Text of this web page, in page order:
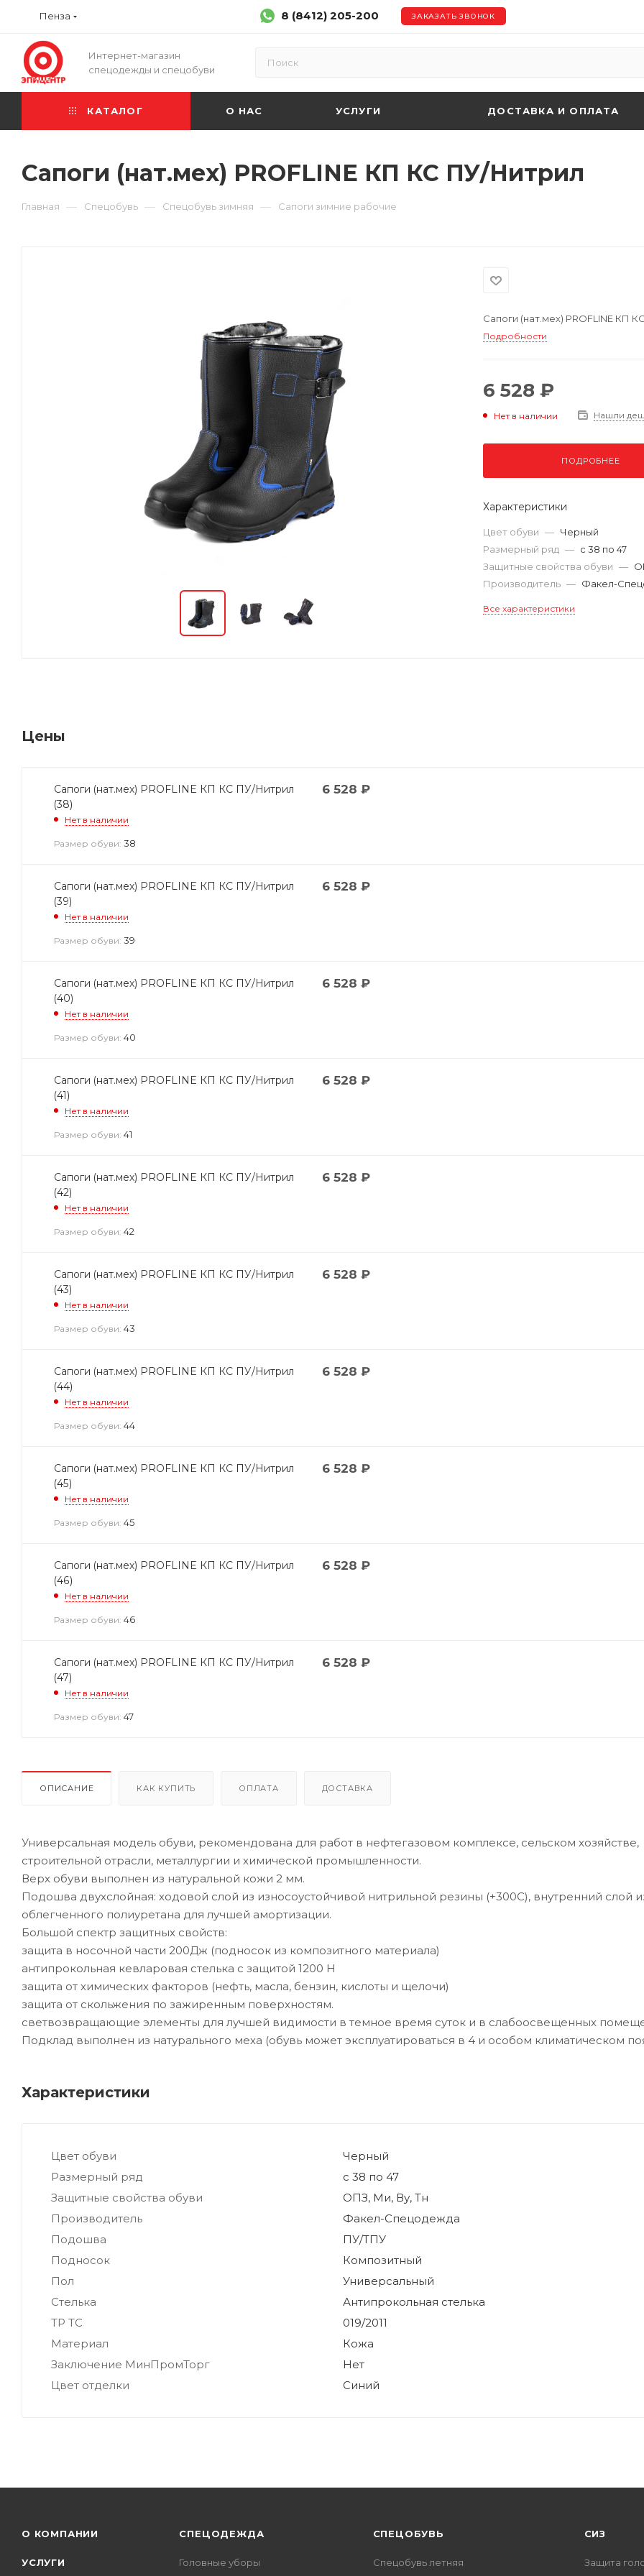
Пенза 8 (8412) 205-200 ЗАКАЗАТЬ ЗВОНОК
Интернет-магазин
спецодежды и спецобуви
КАТАЛОГ О НАС УСЛУГИ ДОСТАВКА И ОПЛАТА
Сапоги (нат.мех) PROFLINE КП КС ПУ/Нитрил
Главная — Спецобувь — Спецобувь зимняя — Сапоги зимние рабочие
Сапоги (нат.мех) PROFLINE КП
Подробности
6 528 ₽
Нет в наличии Нашли
ПОДРОБНЕЕ
Характеристики
Цвет обуви — Черный
Размерный ряд — с 38 по 47
Защитные свойства обуви —
Производитель — Факел-
Все характеристики
Цены
Сапоги (нат.мех) PROFLINE КП КС ПУ/Нитрил
(38)
Нет в наличии
Размер обуви: 38
6 528 ₽
Сапоги (нат.мех) PROFLINE КП КС ПУ/Нитрил
(39)
Нет в наличии
Размер обуви: 39
6 528 ₽
Сапоги (нат.мех) PROFLINE КП КС ПУ/Нитрил
(40)
Нет в наличии
Размер обуви: 40
6 528 ₽
Сапоги (нат.мех) PROFLINE КП КС ПУ/Нитрил
(41)
Нет в наличии
Размер обуви: 41
6 528 ₽
Сапоги (нат.мех) PROFLINE КП КС ПУ/Нитрил
(42)
Нет в наличии
Размер обуви: 42
6 528 ₽
Сапоги (нат.мех) PROFLINE КП КС ПУ/Нитрил
(43)
Нет в наличии
Размер обуви: 43
6 528 ₽
Сапоги (нат.мех) PROFLINE КП КС ПУ/Нитрил
(44)
Нет в наличии
Размер обуви: 44
6 528 ₽
Сапоги (нат.мех) PROFLINE КП КС ПУ/Нитрил
(45)
Нет в наличии
Размер обуви: 45
6 528 ₽
Сапоги (нат.мех) PROFLINE КП КС ПУ/Нитрил
(46)
Нет в наличии
Размер обуви: 46
6 528 ₽
Сапоги (нат.мех) PROFLINE КП КС ПУ/Нитрил
(47)
Нет в наличии
Размер обуви: 47
6 528 ₽
ОПИСАНИЕ КАК КУПИТЬ ОПЛАТА ДОСТАВКА
Универсальная модель обуви, рекомендована для работ в нефтегазовом комплексе, сельском хозяйстве,
строительной отрасли, металлургии и химической промышленности.
Верх обуви выполнен из натуральной кожи 2 мм.
Подошва двухслойная: ходовой слой из износоустойчивой нитрильной резины (+300С), внутренний слой
облегченного полиуретана для лучшей амортизации.
Большой спектр защитных свойств:
защита в носочной части 200Дж (подносок из композитного материала)
антипрокольная кевларовая стелька с защитой 1200 Н
защита от химических факторов (нефть, масла, бензин, кислоты и щелочи)
защита от скольжения по зажиренным поверхностям.
светвозвращающие элементы для лучшей видимости в темное время суток и в слабоосвещенных
Подклад выполнен из натурального меха (обувь может эксплуатироваться в 4 и особом климатическом
Характеристики
Цвет обуви
Черный
Размерный ряд
с 38 по 47
Защитные свойства обуви
ОПЗ, Ми, Ву, Тн
Производитель
Факел-Спецодежда
Подошва
ПУ/ТПУ
Подносок
Композитный
Пол
Универсальный
Стелька
Антипрокольная стелька
ТР ТС
019/2011
Материал
Кожа
Заключение МинПромТорг
Нет
Цвет отделки
Синий
О КОМПАНИИ
УСЛУГИ
СПЕЦОДЕЖДА
Головные уборы
CПЕЦОБУВЬ
Спецобувь летняя
СИЗ
Защита